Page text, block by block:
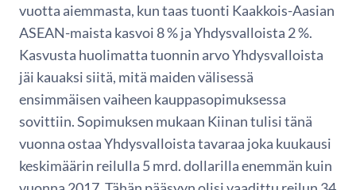
vuotta aiemmasta, kun taas tuonti Kaakkois-Aasian
ASEAN-maista kasvoi 8 % ja Yhdysvalloista 2 %.
Kasvusta huolimatta tuonnin arvo Yhdysvalloista
jäi kauaksi siitä, mitä maiden välisessä
ensimmäisen vaiheen kauppasopimuksessa
sovittiin. Sopimuksen mukaan Kiinan tulisi tänä
vuonna ostaa Yhdysvalloista tavaraa joka kuukausi
keskimäärin reilulla 5 mrd. dollarilla enemmän kuin